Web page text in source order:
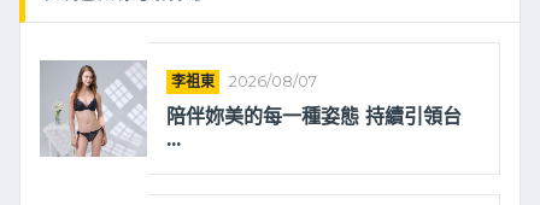
李祖東 2026/08/07
陪伴妳美的每一種姿態 持續引領台
...